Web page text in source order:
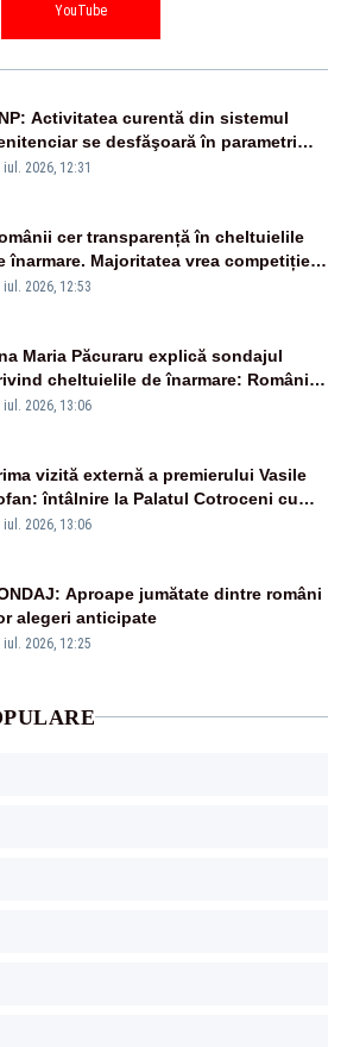
YouTube
Activitatea curentă din sistemul
se desfăşoară în parametri
iul. 2026, 12:31
cer transparență în cheltuielile
înarmare. Majoritatea vrea competiție
și industrie locală – SONDAJ
iul. 2026, 12:53
Maria Păcuraru explică sondajul
cheltuielile de înarmare: Românii
transparență în achiziții și un echilibru
iul. 2026, 13:06
vizită externă a premierului Vasile
întâlnire la Palatul Cotroceni cu
Nicușor Dan
iul. 2026, 13:06
Aproape jumătate dintre români
alegeri anticipate
iul. 2026, 12:25